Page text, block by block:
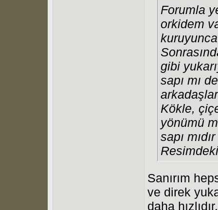
Forumla
orkidem
gibi
sapı mı
Kökle,
yönümü
sapı
Sanırım
ve direk
daha